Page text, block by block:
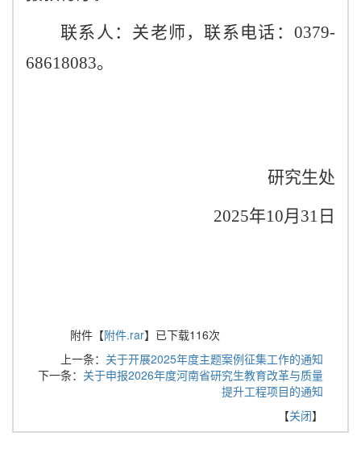
联系人：关老师，联系电话： 0379-
68618083。
研究生处
2025年10月31日
附件【附件.rar】已下载116次
上一条： 关于开展2025年度主题案例征集工作的通知
下一条： 关于申报2026年度河南省研究生教育改革与质量
提升工程项目的通知
【关闭】